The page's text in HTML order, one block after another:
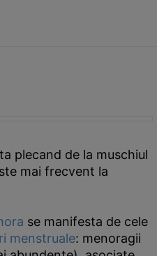
plecand de la muschiul
mai frecvent la
se manifesta de cele
menstruale: menoragii